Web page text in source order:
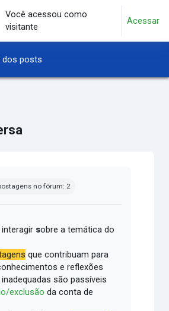
pesquisa
Você acessou como
visitante
Acessar
dos posts
no fórum: 2
sobre a temática do
que contribuam para
e reflexões
são passíveis
exclusão da conta de